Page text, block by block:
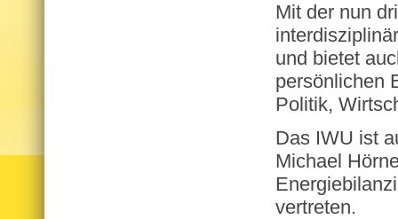
Mit der nun
und bietet
persönlichen
Politik,
Das IWU ist
Michael
vertreten.